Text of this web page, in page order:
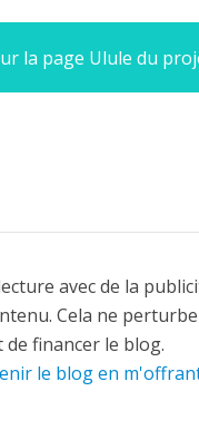
la page Ulule du
avec de la
Cela ne
de financer le blog.
le blog en